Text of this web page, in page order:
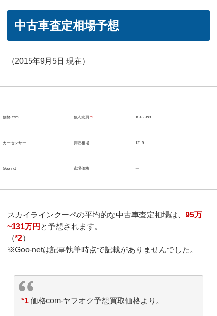
中古車査定相場予想
（2015年9月5日 現在）
価格.com 個人売買 *1 103～359
カーセンサー 買取相場 121.9
Goo-net 市場価格 ー
スカイラインクーペの平均的な中古車査定相場は、 95万
~131万円 と予想されます。
（*2）
※Goo-netは記事執筆時点で記載がありませんでした。
*1価格com-ヤフオク予想買取価格より。